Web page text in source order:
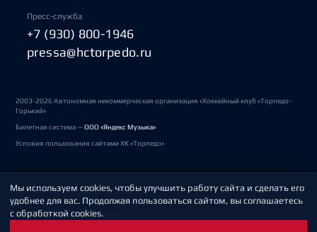
Пресс-служба
+7 (930) 800-1946
pressa@hctorpedo.ru
2003-2026 Автономная некоммерческая организация «Хоккейный клуб «Торпедо-
Горький»
Билетная система —ООО «Яндекс Музыка»
Условия пользования сайтами ХК «Торпедо»
Политика обработки персональных данных
Пользовательское соглашение
Мы используем cookies, чтобы улучшить работу сайта и сделать его
удобнее для вас. Продолжая пользоваться сайтом, вы соглашаетесь
с обработкой cookies.